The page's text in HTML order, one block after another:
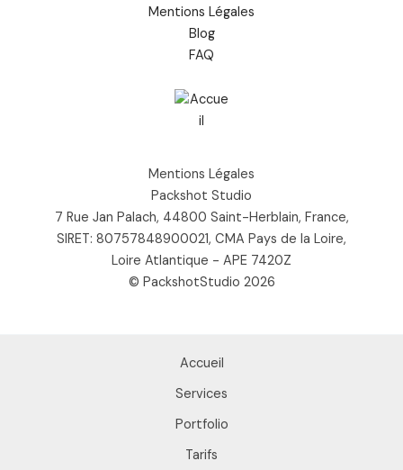
Mentions Légales
Blog
FAQ
Mentions Légales
Packshot Studio
7 Rue Jan Palach, 44800 Saint-Herblain, France,
SIRET: 80757848900021, CMA Pays de la Loire,
Loire Atlantique - APE 7420Z
© PackshotStudio 2026
Accueil
Services
Portfolio
Tarifs